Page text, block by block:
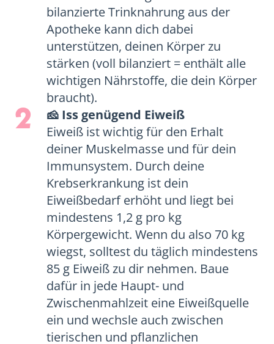
bilanzierte Trinknahrung aus der
Apotheke kann dich dabei
unterstützen, deinen Körper zu
stärken (voll bilanziert = enthält alle
wichtigen Nährstoffe, die dein Körper
braucht).
2
🧀 Iss genügend Eiweiß
Eiweiß ist wichtig für den Erhalt
deiner Muskelmasse und für dein
Immunsystem. Durch deine
Krebserkrankung ist dein
Eiweißbedarf erhöht und liegt bei
mindestens 1,2 g pro kg
Körpergewicht. Wenn du also 70 kg
wiegst, solltest du täglich mindestens
85 g Eiweiß zu dir nehmen. Baue
dafür in jede Haupt- und
Zwischenmahlzeit eine Eiweißquelle
ein und wechsle auch zwischen
tierischen und pflanzlichen